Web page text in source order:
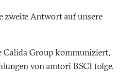
zweite Antwort auf unsere
Calida Group kommuniziert,
von amfori BSCI folge.